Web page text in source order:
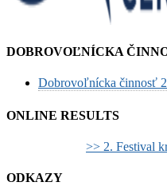
DOBROVOĽNÍCKA
Dobrovoľnícka činnosť
ONLINE RESULTS
>> 2. Festival
ODKAZY